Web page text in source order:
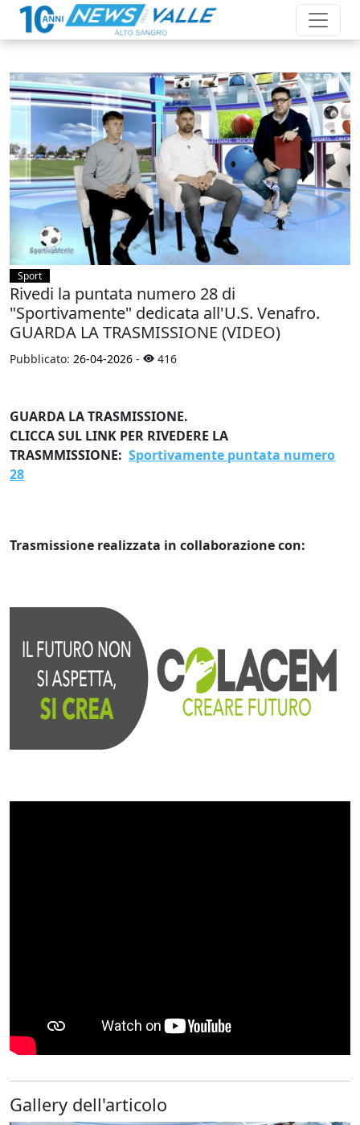
Sport
Rivedi la puntata numero 28 di
"Sportivamente" dedicata all'U.S. Venafro.
GUARDA LA TRASMISSIONE (VIDEO)
Pubblicato: 26-04-2026 - 416
GUARDA LA TRASMISSIONE.
CLICCA SUL LINK PER RIVEDERE LA
TRASMMISSIONE: Sportivamente puntata numero
28
Trasmissione realizzata in collaborazione con:
Gallery dell'articolo